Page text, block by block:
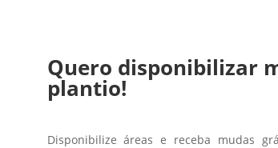
Quero disponibilizar
plantio!
Disponibilize áreas e receba mudas